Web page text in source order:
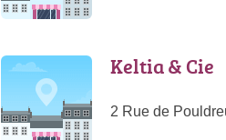
Keltia & Cie
2 Rue de